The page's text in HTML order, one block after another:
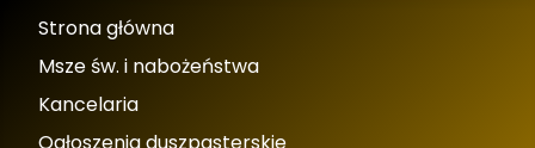
Strona główna
Msze św. i nabożeństwa
Kancelaria